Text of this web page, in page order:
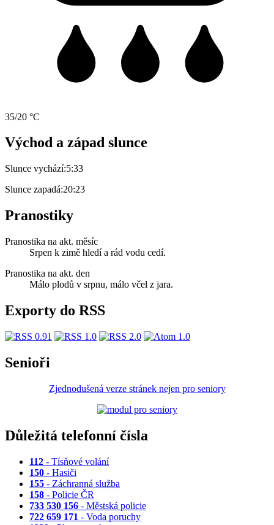
35/20 °C
Východ a západ slunce
Slunce vychází:5:33
Slunce zapadá:20:23
Pranostiky
Pranostika na akt. měsíc
Srpen k zimě hledí a rád vodu cedí.
Pranostika na akt. den
Málo plodů v srpnu, málo včel z jara.
Exporty do RSS
Senioři
Zjednodušená verze stránek nejen pro seniory
Důležitá telefonní čísla
112 - Tísňové volání
150 - Hasiči
155 - Záchranná služba
158 - Policie ČR
733 530 156 - Městská policie
722 659 171 - Voda poruchy